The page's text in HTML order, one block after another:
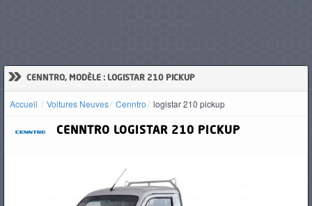
» CENNTRO, MODÈLE : LOGISTAR 210 PICKUP
Accueil Voitures Neuves Cenntro logistar 210 pickup
CENNTRO LOGISTAR 210 PICKUP
D'OCCASION